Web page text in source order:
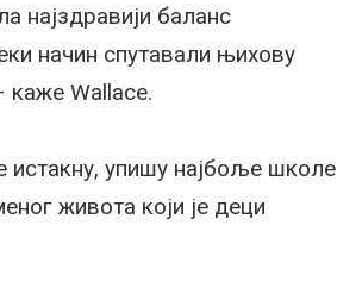
најздравији баланс
начин спутавали њихову
каже Wallace.
упишу најбоље школе
живота који је деци